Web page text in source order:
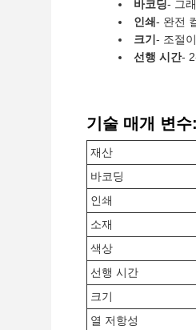
바코딩- 그
인쇄- 완전
크기 - 조절
선행 시간-
기술 매개 변수:
재산
바코딩
인쇄
소재
색상
선행 시간
크기
열 저항성